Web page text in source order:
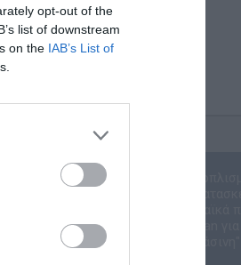
opt-out of the
list of downstream
on the IAB’s List of
εκπαιδευτικού
για συμβολικό παιχνίδι, όλα
υλικά). Η επιλογή της Nathan για
αρτιότητα και μια ισχυρή